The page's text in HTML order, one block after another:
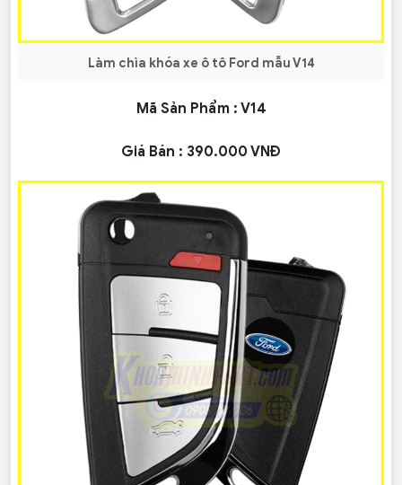
Làm chìa khóa xe ô tô Ford mẫu V14
Mã Sản Phẩm : V14
Giá Bán : 390.000 VNĐ